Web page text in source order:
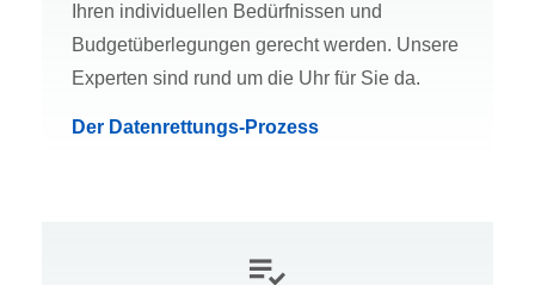
Ihren individuellen Bedürfnissen und
Budgetüberlegungen gerecht werden. Unsere
Experten sind rund um die Uhr für Sie da.
Der Datenrettungs-Prozess